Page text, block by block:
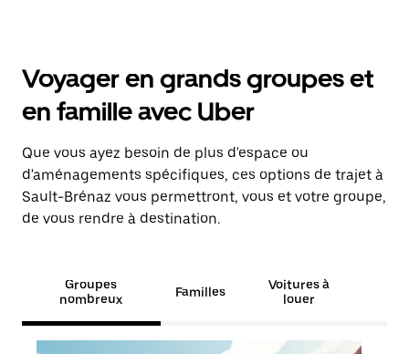
Voyager en grands groupes et
en famille avec Uber
Que vous ayez besoin de plus d'espace ou
d'aménagements spécifiques, ces options de trajet à
Sault-Brénaz vous permettront, vous et votre groupe,
de vous rendre à destination.
Groupes
nombreux
Familles
Voitures à
louer